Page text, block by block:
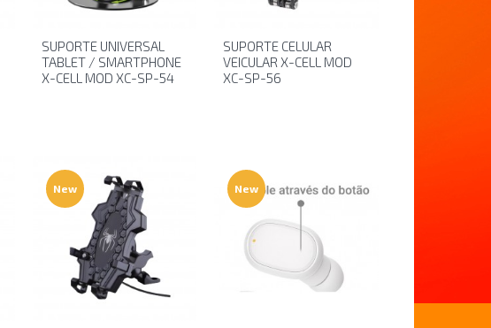
SUPORTE UNIVERSAL
TABLET / SMARTPHONE
X-CELL MOD XC-SP-54
SUPORTE CELULAR
VEICULAR X-CELL MOD
XC-SP-56
New New